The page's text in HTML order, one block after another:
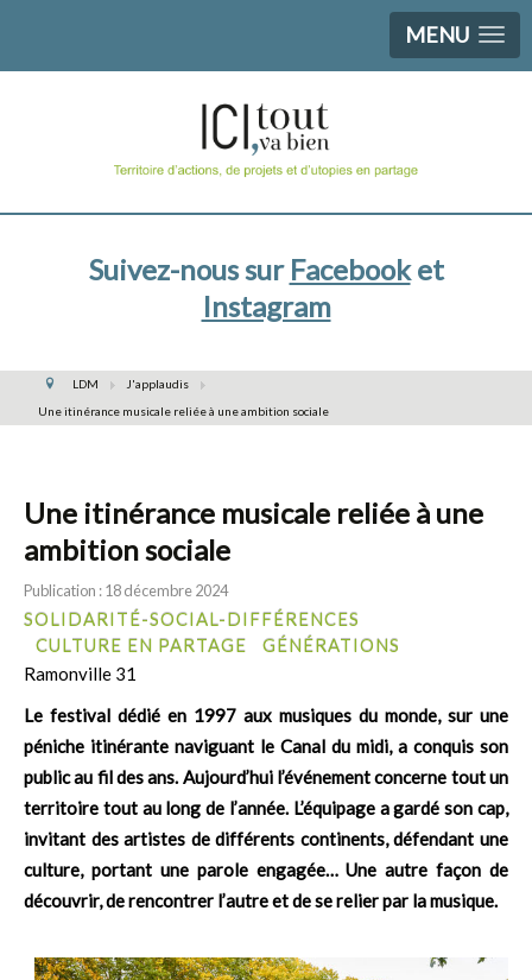
MENU
Suivez-nous sur Facebooket
Instagram
LDM
J'applaudis
Une itinérance musicale reliée à une ambition sociale
Une itinérance musicale reliée à une
ambition sociale
Publication : 18 décembre 2024
SOLIDARITÉ-SOCIAL-DIFFÉRENCES
CULTURE EN PARTAGE
GÉNÉRATIONS
Ramonville 31
Le festival dédié en 1997 aux musiques du monde, sur une
péniche itinérante naviguant le Canal du midi, a conquis son
public au fil des ans. Aujourd’hui l’événement concerne tout un
territoire tout au long de l’année. L’équipage a gardé son cap,
invitant des artistes de différents continents, défendant une
culture, portant une parole engagée… Une autre façon de
découvrir, de rencontrer l’autre et de se relier par la musique.